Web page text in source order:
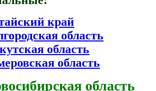
край
область
область
область
область